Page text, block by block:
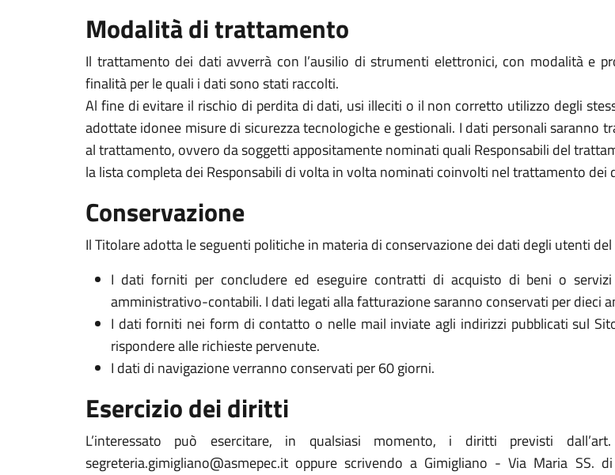
Modalità di trattamento
Il trattamento dei dati avverrà con l’ausilio di strumenti elettronici, con modalità e
finalità per le quali i dati sono stati raccolti.
Al fine di evitare il rischio di perdita di dati, usi illeciti o il non corretto utilizzo degli
adottate idonee misure di sicurezza tecnologiche e gestionali. I dati personali saranno
al trattamento, ovvero da soggetti appositamente nominati quali Responsabili del
la lista completa dei Responsabili di volta in volta nominati coinvolti nel trattamento
Conservazione
Il Titolare adotta le seguenti politiche in materia di conservazione dei dati degli utenti del
I dati forniti per concludere ed eseguire contratti di acquisto di beni o
amministrativo-contabili. I dati legati alla fatturazione saranno conservati per dieci
I dati forniti nei form di contatto o nelle mail inviate agli indirizzi pubblicati sul
rispondere alle richieste pervenute.
I dati di navigazione verranno conservati per 60 giorni.
Esercizio dei diritti
L’interessato può esercitare, in qualsiasi momento, i diritti previsti
segreteria.gimigliano@asmepec.it oppure scrivendo a Gimigliano - Via Maria SS.